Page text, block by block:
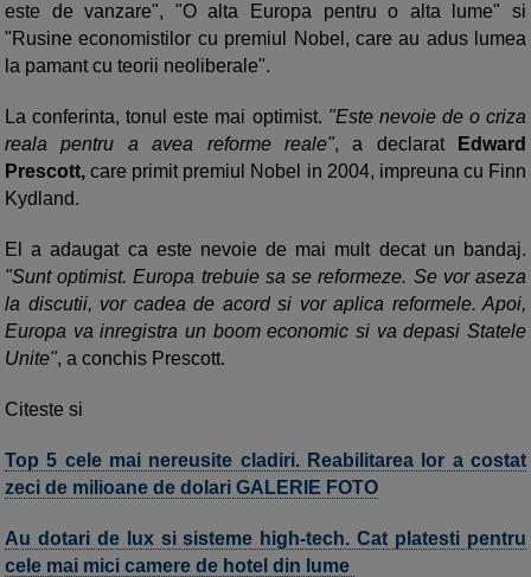
este de vanzare", "O alta Europa pentru o alta lume" si
"Rusine economistilor cu premiul Nobel, care au adus lumea
la pamant cu teorii neoliberale".
La conferinta, tonul este mai optimist. "Este nevoie de o criza
reala pentru a avea reforme reale", a declarat
Edward
Prescott, care primit premiul Nobel in 2004, impreuna cu Finn
Kydland.
El a adaugat ca este nevoie de mai mult decat un bandaj.
"Sunt optimist. Europa trebuie sa se reformeze. Se vor aseza
la discutii, vor cadea de acord si vor aplica reformele. Apoi,
Europa va inregistra un boom economic si va depasi Statele
Unite", a conchis Prescott.
Citeste si
Top 5 cele mai nereusite cladiri. Reabilitarea lor a costat
zeci de milioane de dolari GALERIE FOTO
Au dotari de lux si sisteme high-tech. Cat platesti pentru
cele mai mici camere de hotel din lume